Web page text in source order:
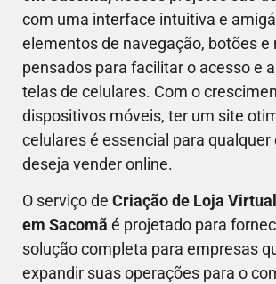
com uma interface intuitiva e
elementos de navegação, botões e
pensados para facilitar o acesso e
telas de celulares. Com o
dispositivos móveis, ter um site
celulares é essencial para qualquer
deseja vender online.
O serviço de Criação de Loja Virtual
em Sacomã é projetado para
solução completa para empresas
expandir suas operações para o